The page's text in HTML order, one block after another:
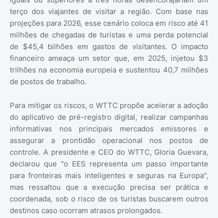
terço dos viajantes de visitar a região. Com base nas
projeções para 2026, esse cenário coloca em risco até 41
milhões de chegadas de turistas e uma perda potencial
de $45,4 bilhões em gastos de visitantes. O impacto
financeiro ameaça um setor que, em 2025, injetou $3
trilhões na economia europeia e sustentou 40,7 milhões
de postos de trabalho.
Para mitigar os riscos, o WTTC propõe acelerar a adoção
do aplicativo de pré-registro digital, realizar campanhas
informativas nos principais mercados emissores e
assegurar a prontidão operacional nos postos de
controle. A presidente e CEO do WTTC, Gloria Guevara,
declarou que "o EES representa um passo importante
para fronteiras mais inteligentes e seguras na Europa",
mas ressaltou que a execução precisa ser prática e
coordenada, sob o risco de os turistas buscarem outros
destinos caso ocorram atrasos prolongados.